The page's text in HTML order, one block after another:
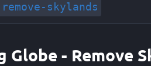
skylands
Globe - Remove